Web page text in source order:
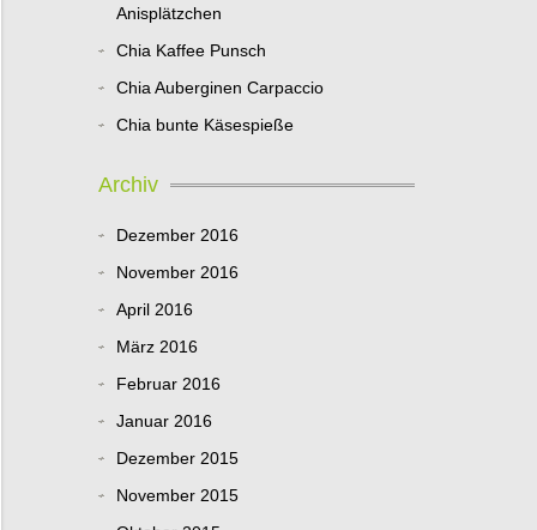
Anisplätzchen
Chia Kaffee Punsch
Chia Auberginen Carpaccio
Chia bunte Käsespieße
Archiv
Dezember 2016
November 2016
April 2016
März 2016
Februar 2016
Januar 2016
Dezember 2015
November 2015